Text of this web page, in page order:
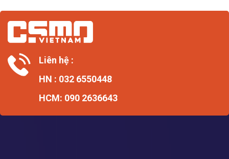
Liên hệ :
HN : 032 6550448
HCM: 090 2636643